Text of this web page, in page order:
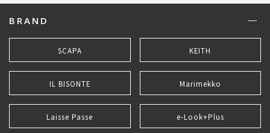
BRAND
SCAPA KEITH
IL BISONTE Marimekko
Laisse Passe e-Look+Plus